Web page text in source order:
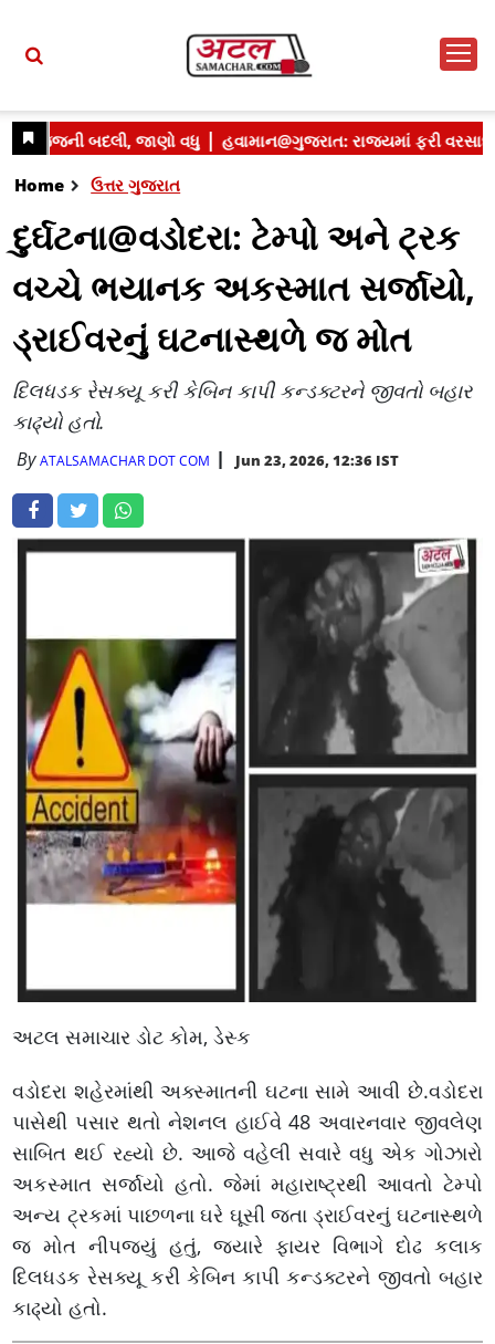
Home ઉત્તર ગુજરાત
દુર્ઘટના@વડોદરા: ટેમ્પો અને ટ્રક
વચ્ચે ભયાનક અકસ્માત સર્જાયો,
ડ્રાઈવરનું ઘટનાસ્થળે જ મોત
દિલધડક રેસક્યૂ કરી કેબિન કાપી કન્ડક્ટરને જીવતો બહાર
કાઢ્યો હતો.
ByATALSAMACHAR DOT COM Jun 23, 2026, 12:36 IST
અટલ સમાચાર ડોટ કોમ, ડેસ્ક
વડોદરા શહેરમાંથી અક્સ્માતની ઘટના સામે આવી છે.વડોદરા
પાસેથી પસાર થતો નેશનલ હાઈવે 48 અવારનવાર જીવલેણ
સાબિત થઈ રહ્યો છે. આજે વહેલી સવારે વધુ એક ગોઝારો
અકસ્માત સર્જાયો હતો. જેમાં મહારાષ્ટ્રથી આવતો ટેમ્પો
અન્ય ટ્રકમાં પાછળના ઘરે ઘૂસી જતા ડ્રાઈવરનું ઘટનાસ્થળે
જ મોત નીપજ્યું હતું, જ્યારે ફાયર વિભાગે દોઢ કલાક
દિલધડક રેસક્યૂ કરી કેબિન કાપી કન્ડક્ટરને જીવતો બહાર
કાઢ્યો હતો.